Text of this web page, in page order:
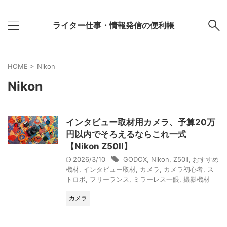
ライター仕事・情報発信の便利帳
HOME > Nikon
Nikon
インタビュー取材用カメラ、予算20万
円以内でそろえるならこれ一式
【Nikon Z50II】
2026/3/10 GODOX Nikon Z50II おすすめ
機材 インタビュー取材 カメラ カメラ初心者
ス
トロボ
フリーランス ミラーレス一眼 撮影機材
カメラ